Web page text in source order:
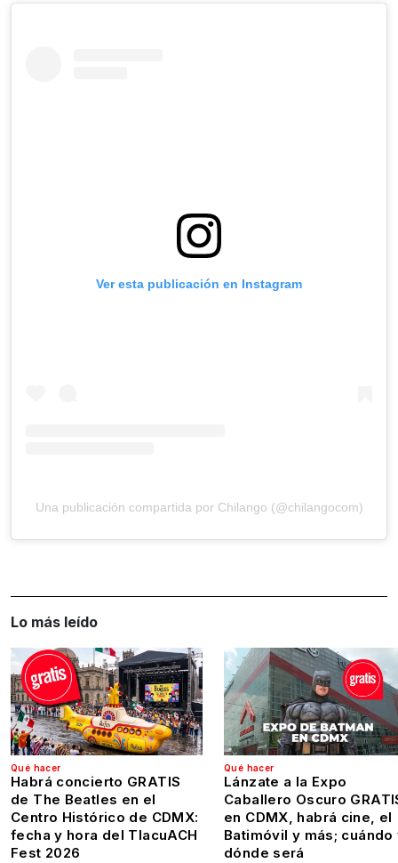
Ver esta publicación en Instagram
Una publicación compartida por Chilango (@chilangocom)
Lo más leído
Qué hacer
Habrá concierto GRATIS
de The Beatles en el
Centro Histórico de CDMX:
fecha y hora del TlacuACH
Fest 2026
Qué hacer
Lánzate a la Expo
Caballero Oscuro
en CDMX, habrá cine, el
Batimóvil y más; cuándo
dónde será